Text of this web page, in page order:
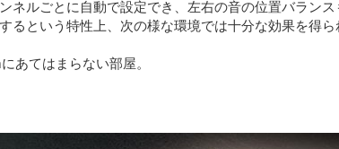
ルごとに自動で設定でき、左右の音の位置バラン
という特性上、次の様な環境では十分な効果を得ら
あてはまらない部屋。